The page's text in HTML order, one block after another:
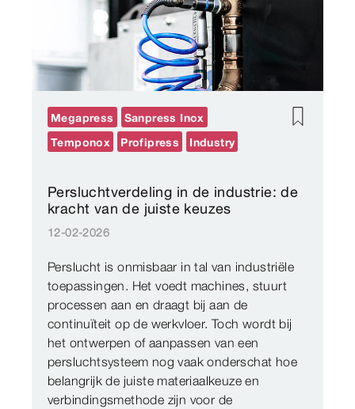
Persluchtverdeling in de industrie: de
kracht van de juiste keuzes
12-02-2026
Perslucht is onmisbaar in tal van industriële
toepassingen. Het voedt machines, stuurt
processen aan en draagt bij aan de
continuïteit op de werkvloer. Toch wordt bij
het ontwerpen of aanpassen van een
persluchtsysteem nog vaak onderschat hoe
belangrijk de juiste materiaalkeuze en
verbindingsmethode zijn voor de
Megapress
Sanpress Inox
Temponox
Profipress Industry